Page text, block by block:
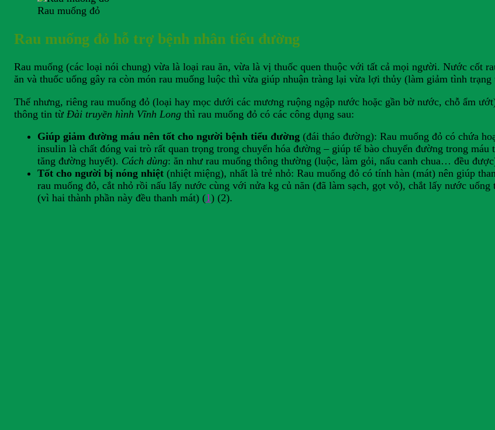
Rau muống đỏ
Rau muống đỏ hỗ trợ bệnh nhân tiểu đường
Rau muống (các loại nói chung) vừa là loại rau ăn, vừa là vị thuốc quen thuộc với tất cả mọi người. Nước cốt
ăn và thuốc uống gây ra còn món rau muống luộc thì vừa giúp nhuận tràng lại vừa lợi thủy (làm giảm tình
Thế nhưng, riêng rau muống đỏ (loại hay mọc dưới các mương ruộng ngập nước hoặc gần bờ nước, chỗ ẩm
thông tin từ Đài truyền hình Vĩnh Long thì rau muống đỏ có các công dụng sau:
Giúp giảm đường máu nên tốt cho người bệnh tiểu đường(đái tháo đường): Rau muống đỏ có chứa
insulin là chất đóng vai trò rất quan trọng trong chuyển hóa đường – giúp tế bào chuyển đường trong máu
tăng đường huyết). Cách dùng: ăn như rau muống thông thường (luộc, làm gỏi, nấu canh chua… đều
Tốt cho người bị nóng nhiệt(nhiệt miệng), nhất là trẻ nhỏ: Rau muống đỏ có tính hàn (mát) nên giúp
rau muống đỏ, cắt nhỏ rồi nấu lấy nước cùng với nửa kg củ năn (đã làm sạch, gọt vỏ), chắt lấy nước
(vì hai thành phần này đều thanh mát) (1) (2).